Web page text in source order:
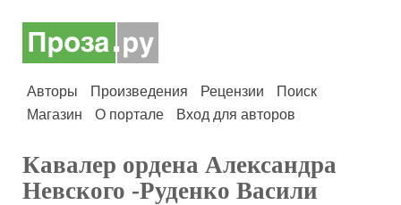
Авторы Произведения Рецензии
Поиск
Магазин
О портале Вход для авторов
Кавалер ордена Александра
Невского -Руденко Васили